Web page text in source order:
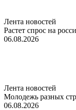
Лента новостей
Растет спрос на
06.08.2026
Лента новостей
Молодежь разных
06.08.2026